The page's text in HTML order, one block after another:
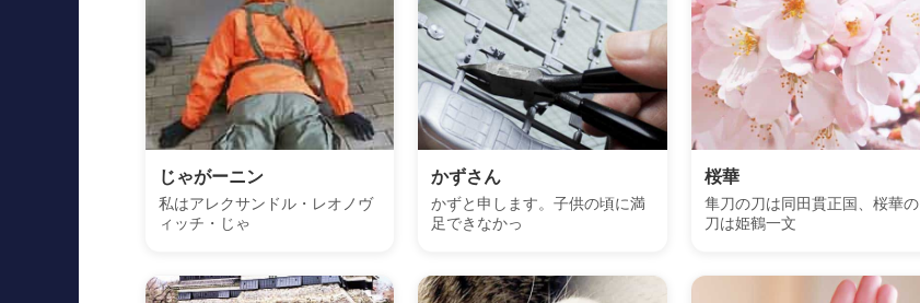
じゃがーニン
私はアレクサンドル・レオノヴ
ィッチ・じゃ
かずさん
かずと申します。子供の頃に満
足できなかっ
桜華
隼刀の刀は同田貫正国、桜華の
刀は姫鶴一文